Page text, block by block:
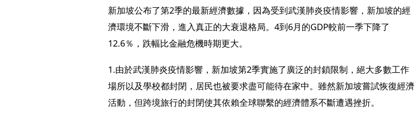
新加坡公布了第2季的最新經濟數據，因為受到武漢肺炎疫情影響，新加坡的經
濟環境不斷下滑，進入真正的大衰退格局。4到6月的GDP較前一季下降了
12.6％，跌幅比金融危機時期更大。
1.由於武漢肺炎疫情影響，新加坡第2季實施了廣泛的封鎖限制，絕大多數工作
場所以及學校都封閉，居民也被要求盡可能待在家中。雖然新加坡嘗試恢復經濟
活動，但跨境旅行的封閉使其依賴全球聯繫的經濟體系不斷遭遇挫折。